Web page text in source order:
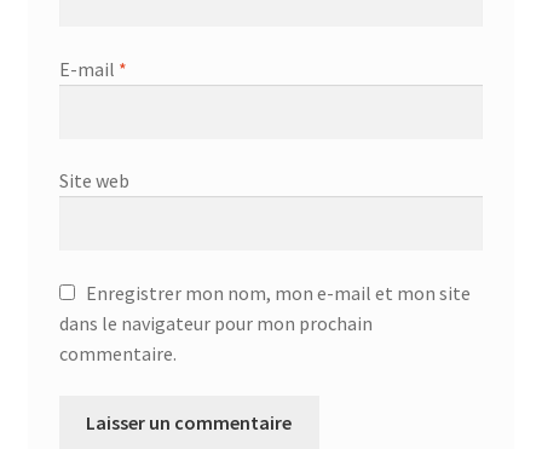
E-mail *
Site web
Enregistrer mon nom, mon e-mail et mon site
dans le navigateur pour mon prochain
commentaire.